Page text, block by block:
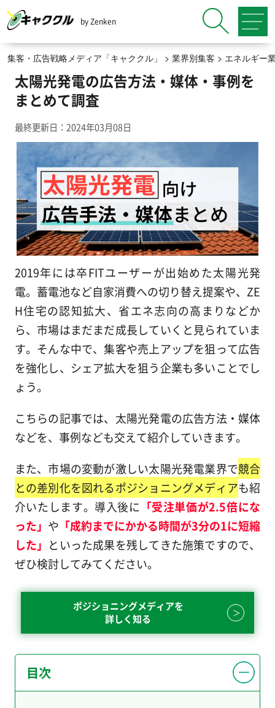
by Zenken
集客・広告戦略メディア「キャククル」 > 業界別集客 > エネルギー
太陽光発電の広告方法・媒体・事例を
まとめて調査
最終更新日：2024年03月08日
2019年には卒FITユーザーが出始めた太陽光発
電。蓄電池など自家消費への切り替え提案や、ZE
H住宅の認知拡大、省エネ志向の高まりなどか
ら、市場はまだまだ成長していくと見られていま
す。そんな中で、集客や売上アップを狙って広告
を強化し、シェア拡大を狙う企業も多いことでし
ょう。
こちらの記事では、太陽光発電の広告方法・媒体
などを、事例なども交えて紹介していきます。
また、市場の変動が激しい太陽光発電業界で競合
との差別化を図れるポジショニングメディアも紹
介いたします。導入後に 「受注単価が2.5倍にな
った」 や 「成約までにかかる時間が3分の1に短縮
した」 といった成果を残してきた施策ですので、
ぜひ検討してみてください。
ポジショニングメディアを
詳しく知る
目次